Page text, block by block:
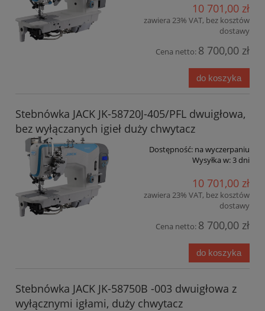
10 701,00 zł
zawiera 23% VAT, bez kosztów
dostawy
Cena netto: 8 700,00 zł
do koszyka
Stebnówka JACK JK-58720J-405/PFL dwuigłowa,
bez wyłączanych igieł duży chwytacz
Dostępność: na wyczerpaniu
Wysyłka w: 3 dni
10 701,00 zł
zawiera 23% VAT, bez kosztów
dostawy
Cena netto: 8 700,00 zł
do koszyka
Stebnówka JACK JK-58750B -003 dwuigłowa z
wyłącznymi igłami, duży chwytacz